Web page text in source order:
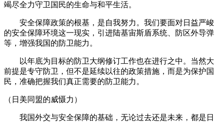
竭尽全力守卫国民的生命与和平生活。
安全保障政策的根基，是自我努力。我们要面对日益严峻
的安全保障环境这一现实，引进陆基宙斯盾系统、防区外导弹
等，增强我国的防卫能力。
以年底为目标的防卫大纲修订工作也在进行之中。当然大
前提是专守防卫，但不是延续以往的政策措施，而是为保护国
民，准确把握我们真正需要的防卫能力。
（日美同盟的威慑力）
我国外交与安全保障的基础，无论过去还是未来，都是日